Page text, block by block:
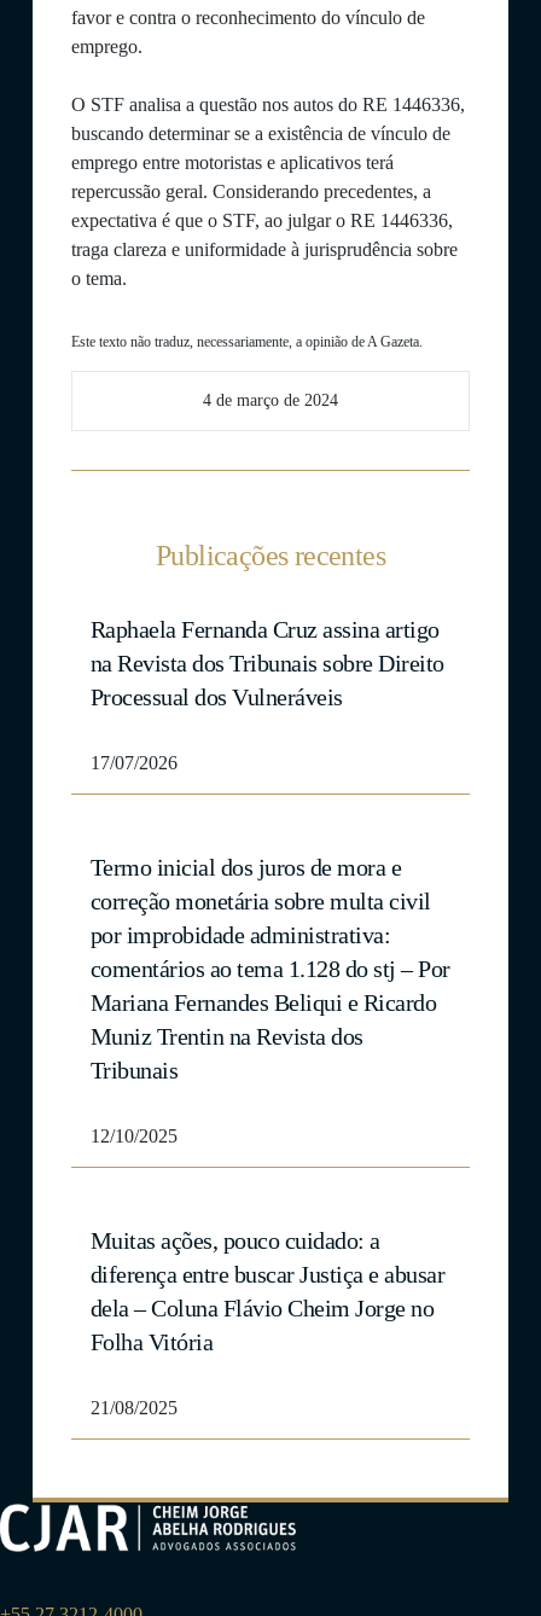
favor e contra o reconhecimento do vínculo de
emprego.
O STF analisa a questão nos autos do RE 1446336,
buscando determinar se a existência de vínculo de
emprego entre motoristas e aplicativos terá
repercussão geral. Considerando precedentes, a
expectativa é que o STF, ao julgar o RE 1446336,
traga clareza e uniformidade à jurisprudência sobre
o tema.
Este texto não traduz, necessariamente, a opinião de A Gazeta.
4 de março de 2024
Publicações recentes
Raphaela Fernanda Cruz assina artigo
na Revista dos Tribunais sobre Direito
Processual dos Vulneráveis
17/07/2026
Termo inicial dos juros de mora e
correção monetária sobre multa civil
por improbidade administrativa:
comentários ao tema 1.128 do stj – Por
Mariana Fernandes Beliqui e Ricardo
Muniz Trentin na Revista dos
Tribunais
12/10/2025
Muitas ações, pouco cuidado: a
diferença entre buscar Justiça e abusar
dela – Coluna Flávio Cheim Jorge no
Folha Vitória
21/08/2025